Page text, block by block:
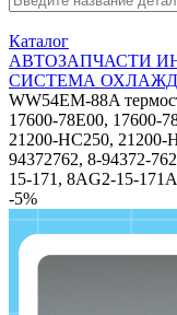
Каталог
АВТОЗАПЧАСТИ
СИСТЕМА
WW54EM-88A
17600-78E00, 17600-
21200-HC250, 21200-
94372762, 8-94372-
15-171, 8AG2-15-
-5%